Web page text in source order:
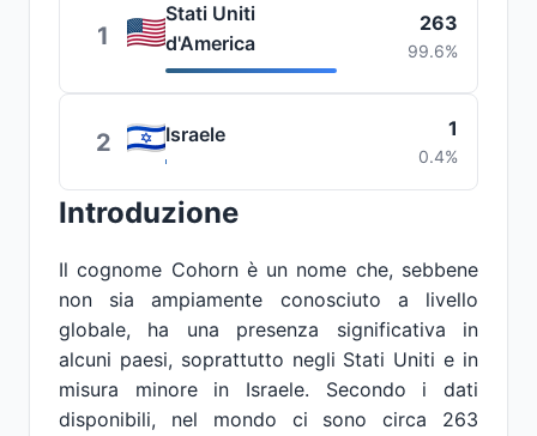
1
Stati Uniti
d'America
263
99.6%
2 Israele 1
0.4%
Introduzione
Il cognome Cohorn è un nome che, sebbene
non sia ampiamente conosciuto a livello
globale, ha una presenza significativa in
alcuni paesi, soprattutto negli Stati Uniti e in
misura minore in Israele. Secondo i dati
disponibili, nel mondo ci sono circa 263